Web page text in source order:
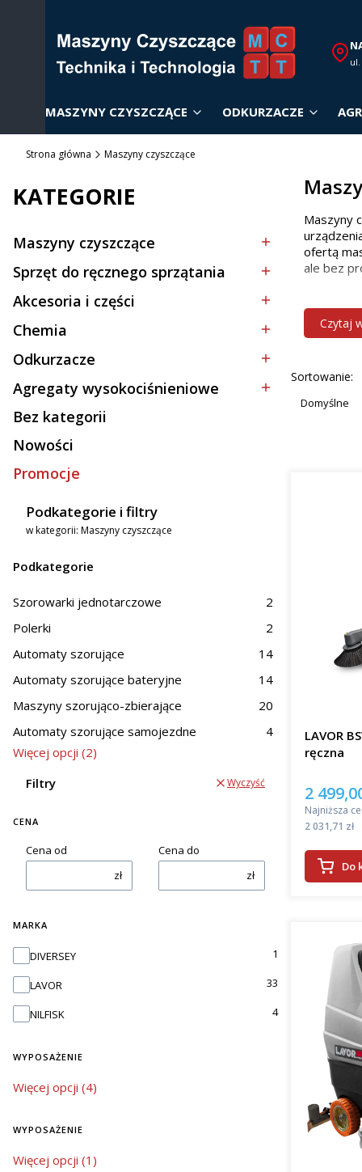
MASZYNY CZYSZCZĄCE ODKURZACZE
Strona główna Maszyny czyszczące
KATEGORIE
Kategoria - Maszyny czyszczące
Maszyny czyszczące
Kategoria - Sprzęt do ręcznego sprzątania
Sprzęt do ręcznego sprzątania
Kategoria - Akcesoria i części
Akcesoria i części
Kategoria - Chemia
Chemia
Kategoria - Odkurzacze
Odkurzacze
Kategoria - Agregaty wysokociśnieniowe
Agregaty wysokociśnieniowe
Kategoria - Bez kategorii
Bez kategorii
Nowości
Promocje
Podkategorie i filtry
w kategorii: Maszyny czyszczące
Podkategorie
Szorowarki jednotarczowe
2
Polerki
2
Automaty szorujące
14
Automaty szorujące bateryjne
14
Maszyny szorująco-zbierające
20
Automaty szorujące samojezdne
4
Więcej opcji (2)
Filtry
Wyczyść
CENA
Cena od
zł
Cena do
zł
MARKA
Marka
DIVERSEY 1
LAVOR 33
NILFISK 4
WYPOSAŻENIE
wyposażenie
Więcej opcji (4)
WYPOSAŻENIE
wyposażenie
Więcej opcji (1)
Maszyny
ofertą
ale bez
Wybór
Na
woj.
woj.
pady
zbiera
wieloma
Jaki
Czytaj
Lista
Sortowanie:
Domyślne
LAVOR
ręczna
Cena
2
Najniższa
Cena
2 031,71 zł
Do